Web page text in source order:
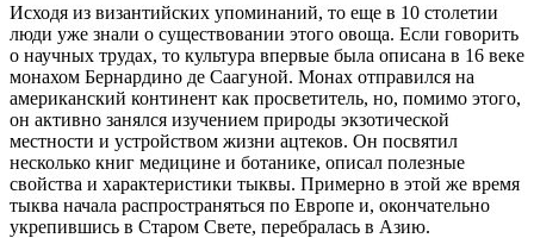
Исходя из византийских упоминаний, то еще в 10 столетии
люди уже знали о существовании этого овоща. Если говорить
о научных трудах, то культура впервые была описана в 16 веке
монахом Бернардино де Саагуной. Монах отправился на
американский континент как просветитель, но, помимо этого,
он активно занялся изучением природы экзотической
местности и устройством жизни ацтеков. Он посвятил
несколько книг медицине и ботанике, описал полезные
свойства и характеристики тыквы. Примерно в этой же время
тыква начала распространяться по Европе и, окончательно
укрепившись в Старом Свете, перебралась в Азию.